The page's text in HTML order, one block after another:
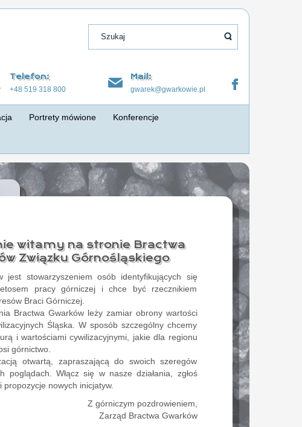
Telefon:
+48 519 318 800
Mail:
gwarek@gwarkowie.pl
Portrety mówione Konferencje
witamy na stronie Bractwa
Związku Górnośląskiego
jest stowarzyszeniem osób identyfikujących się
pracy górniczej i chce być rzecznikiem
Braci Górniczej.
Bractwa Gwarków leży zamiar obrony wartości
Śląska. W sposób szczególny chcemy
i wartościami cywilizacyjnymi, jakie dla regionu
górnictwo.
otwartą, zapraszającą do swoich szeregów
poglądach. Włącz się w nasze działania, zgłoś
propozycje nowych inicjatyw.
Z górniczym pozdrowieniem,
Zarząd Bractwa Gwarków